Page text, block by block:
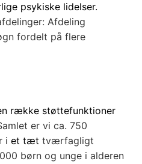
psykiske lidelser.
Afdeling
fordelt på flere
række støttefunktioner
er vi ca. 750
i et tæt tværfagligt
børn og unge i alderen